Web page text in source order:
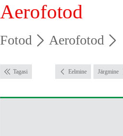
Aerofotod
Fotod Aerofotod
Tagasi Eelmine Järgmine